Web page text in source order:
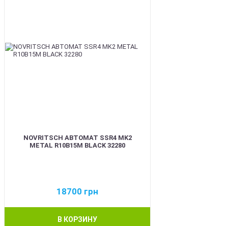
NOVRITSCH АВТОМАТ SSR4 MK2
METAL R10B15M BLACK 32280
18700 грн
В КОРЗИНУ